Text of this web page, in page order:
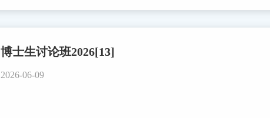
是在重大共性技术、关键核心技术、重大工程建设、重大装备
破；具有自主知识产权，总体技术水平达到国际先进或国内领
博士生讨论班2026[13]
2026-06-09